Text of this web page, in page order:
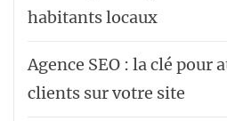
habitants locaux
Agence SEO : la clé pour
clients sur votre site